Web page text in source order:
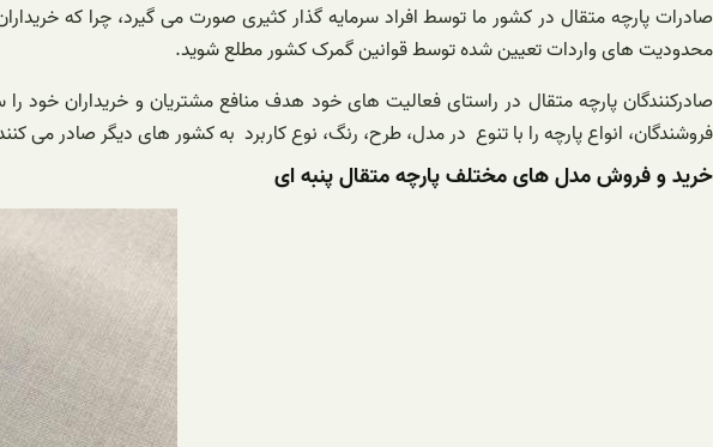
صادرات پارچه متقال در کشور ما توسط افراد سرمایه گذار کثیری صورت می گیرد، چرا که
محدودیت های واردات تعیین شده توسط قوانین گمرک کشور مطلع شوید.
صادرکنندگان پارچه متقال در راستای فعالیت های خود هدف منافع مشتریان و خریداران خود
فروشندگان، انواع پارچه را با تنوع در مدل، طرح، رنگ، نوع کاربرد به کشور های دیگر صادر می
خرید و فروش مدل های مختلف پارچه متقال پنبه ای